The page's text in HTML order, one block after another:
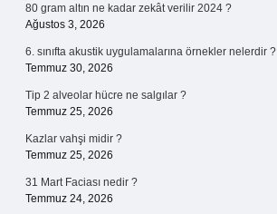
80 gram altın ne kadar zekât verilir 2024 ?
Ağustos 3, 2026
6. sınıfta akustik uygulamalarına örnekler nelerdir ?
Temmuz 30, 2026
Tip 2 alveolar hücre ne salgılar ?
Temmuz 25, 2026
Kazlar vahşi midir ?
Temmuz 25, 2026
31 Mart Faciası nedir ?
Temmuz 24, 2026